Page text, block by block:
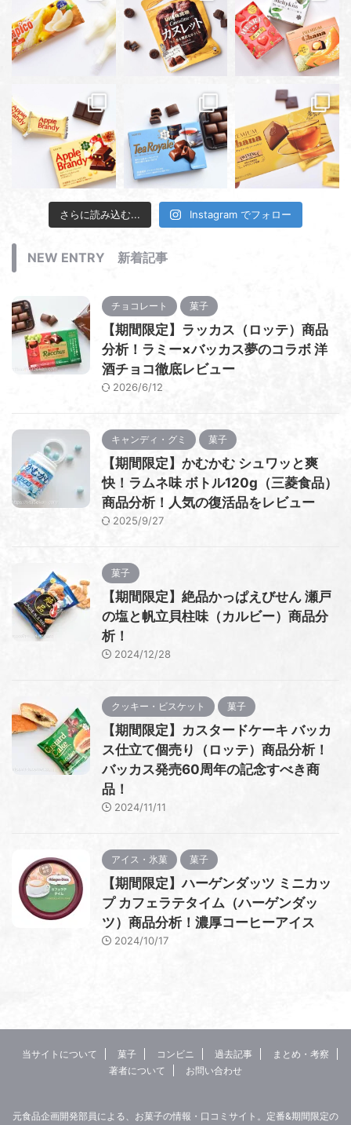
さらに読み込む... Instagram でフォロー
NEW ENTRY 新着記事
チョコレート 菓子
【期間限定】ラッカス（ロッテ）商品
分析！ラミー×バッカス夢のコラボ 洋
酒チョコ徹底レビュー
2026/6/12
キャンディ・グミ 菓子
【期間限定】かむかむ シュワッと爽
快！ラムネ味 ボトル120g（三菱食品）
商品分析！人気の復活品をレビュー
2025/9/27
菓子
【期間限定】絶品かっぱえびせん 瀬戸
の塩と帆立貝柱味（カルビー）商品分
析！
2024/12/28
クッキー・ビスケット 菓子
【期間限定】カスタードケーキ バッカ
ス仕立て個売り（ロッテ）商品分析！
バッカス発売60周年の記念すべき商
品！
2024/11/11
アイス・氷菓 菓子
【期間限定】ハーゲンダッツ ミニカッ
プ カフェラテタイム（ハーゲンダッ
ツ）商品分析！濃厚コーヒーアイス
2024/10/17
当サイトについて 菓子 コンビニ 過去記事
まとめ・考察
著者について
お問い合わせ
元食品企画開発部員による、お菓子の情報・口コミサイト。定番&期間限定の